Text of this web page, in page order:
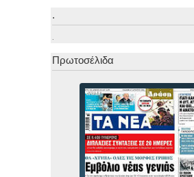
.
.
Πρωτοσέλιδα